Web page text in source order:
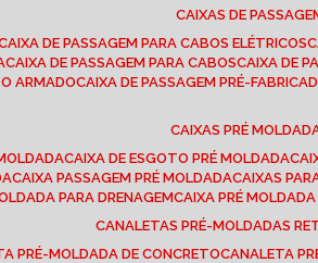
CAIXAS DE
CAIXA DE PASSAGEM PARA CABOS ELÉTRICOS
CAIXA DE PASSAGEM PARA CABOS CAIXA DE
ARMADO CAIXA DE PASSAGEM PRÉ-
CAIXAS PRÉ
CAIXA DE ESGOTO PRÉ MOLDADA
CAIXA PASSAGEM PRÉ MOLDADA CAIXAS
PARA DRENAGEM CAIXA PRÉ
CANALETAS PRÉ-MOLDADAS
PRÉ-MOLDADA DE CONCRETO CANALETA